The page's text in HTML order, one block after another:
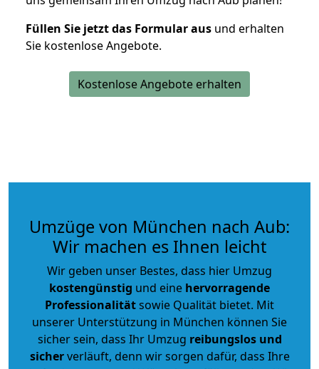
Füllen Sie jetzt das Formular aus und erhalten
Sie kostenlose Angebote.
Kostenlose Angebote erhalten
Umzüge von München nach Aub:
Wir machen es Ihnen leicht
Wir geben unser Bestes, dass hier Umzug
kostengünstig und eine hervorragende
Professionalitätsowie Qualität bietet. Mit
unserer Unterstützung in München können Sie
sicher sein, dass Ihr Umzug reibungslos und
sicherverläuft, denn wir sorgen dafür, dass Ihre